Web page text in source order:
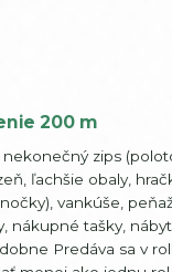
200 m
nekonečný zips
ľachšie obaly,
vankúše,
nákupné tašky,
Predáva sa v